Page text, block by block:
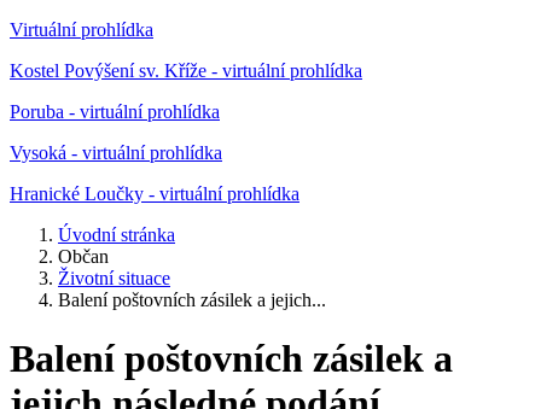
Virtuální prohlídka
Kostel Povýšení sv. Kříže - virtuální prohlídka
Poruba - virtuální prohlídka
Vysoká - virtuální prohlídka
Hranické Loučky - virtuální prohlídka
Úvodní stránka
Občan
Životní situace
Balení poštovních zásilek a jejich...
Balení poštovních zásilek a